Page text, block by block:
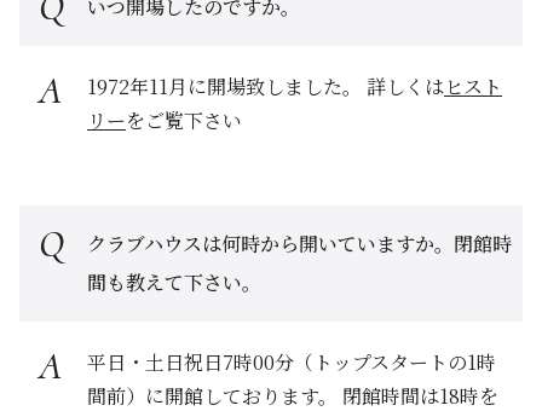
いつ開場したのですか。
1972年11月に開場致しました。 詳しくはヒスト
リーをご覧下さい
クラブハウスは何時から開いていますか。閉館時
間も教えて下さい。
平日・土日祝日7時00分（トップスタートの1時
間前）に開館しております。 閉館時間は18時を